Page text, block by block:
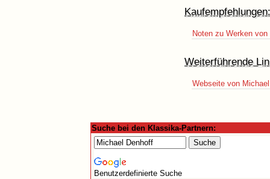
Kaufempfehlungen:
Noten zu Werken
Weiterführende
Webseite von
Suche bei den Klassika-Partnern:
Benutzerdefinierte Suche